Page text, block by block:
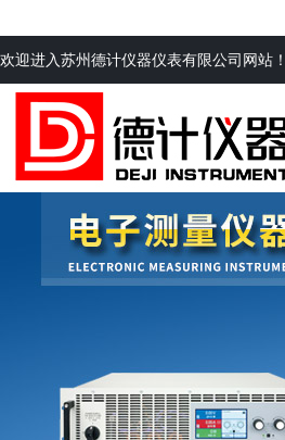
欢迎进入苏州德计仪器仪表有限公司网站！